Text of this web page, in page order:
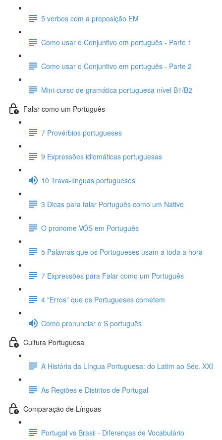
5 verbos com a preposição EM
Como usar o Conjuntivo em português - Parte 1
Como usar o Conjuntivo em português - Parte 2
Mini-curso de gramática portuguesa nível B1/B2
Falar como um Português
7 Provérbios portugueses
9 Expressões idiomáticas portuguesas
10 Trava-línguas portugueses
3 Dicas para falar Português como um Nativo
O pronome VÓS em Português
5 Palavras que os Portugueses usam a toda a hora
7 Expressões para Falar como um Português
4 "Erros" que os Portugueses cometem
Como pronunciar o S português
Cultura Portuguesa
A História da Língua Portuguesa: do Latim ao Séc. XXI
As Regiões e Distritos de Portugal
Comparação de Línguas
Portugal vs Brasil - Diferenças de Vocabulário